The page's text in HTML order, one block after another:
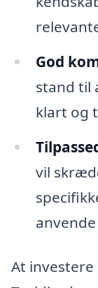
God
stand til
klart og
vil
At